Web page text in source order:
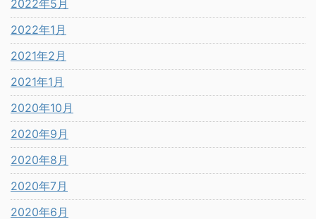
2022年5月
2022年1月
2021年2月
2021年1月
2020年10月
2020年9月
2020年8月
2020年7月
2020年6月